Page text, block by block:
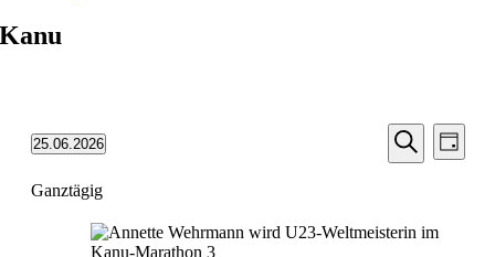
Kanu
Veranstaltungen
für
25.06.26
Suche
Suche
Tag
25.06.2026
wählen.
Ganztägig